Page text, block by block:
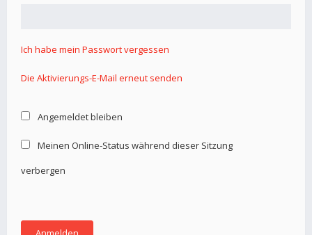
Ich habe mein Passwort vergessen
Die Aktivierungs-E-Mail erneut senden
Angemeldet bleiben
Meinen Online-Status während dieser Sitzung
verbergen